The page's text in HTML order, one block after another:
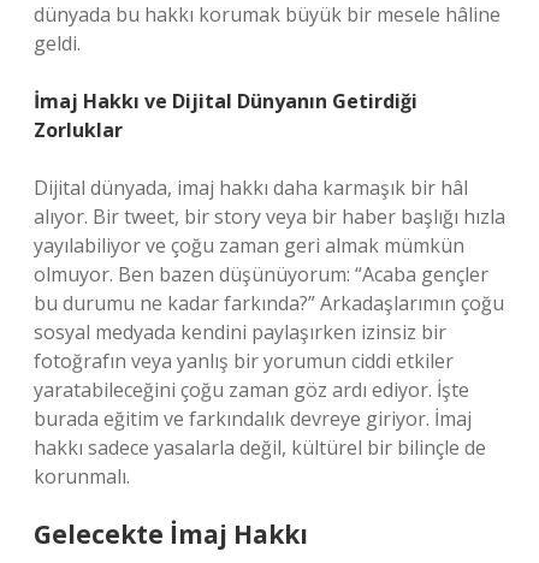
dünyada bu hakkı korumak büyük bir mesele hâline
geldi.
İmaj Hakkı ve Dijital Dünyanın Getirdiği
Zorluklar
Dijital dünyada, imaj hakkı daha karmaşık bir hâl
alıyor. Bir tweet, bir story veya bir haber başlığı hızla
yayılabiliyor ve çoğu zaman geri almak mümkün
olmuyor. Ben bazen düşünüyorum: “Acaba gençler
bu durumu ne kadar farkında?” Arkadaşlarımın çoğu
sosyal medyada kendini paylaşırken izinsiz bir
fotoğrafın veya yanlış bir yorumun ciddi etkiler
yaratabileceğini çoğu zaman göz ardı ediyor. İşte
burada eğitim ve farkındalık devreye giriyor. İmaj
hakkı sadece yasalarla değil, kültürel bir bilinçle de
korunmalı.
Gelecekte İmaj Hakkı